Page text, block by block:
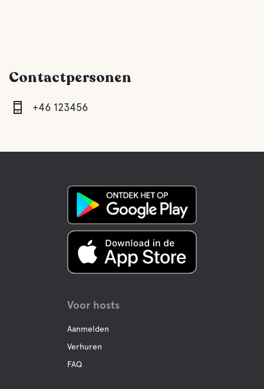
Contactpersonen
+46 123456
Voor hosts
Aanmelden
Verhuren
FAQ